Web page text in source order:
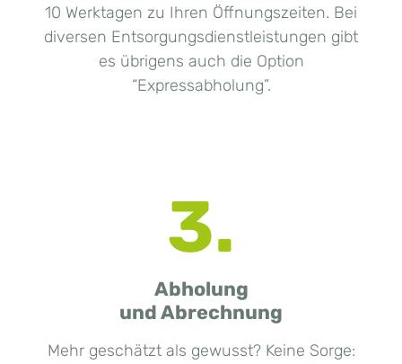
10 Werktagen zu Ihren Öffnungszeiten. Bei
diversen Entsorgungsdienstleistungen gibt
es übrigens auch die Option
“Expressabholung”.
3.
Abholung
und Abrechnung
Mehr geschätzt als gewusst? Keine Sorge: